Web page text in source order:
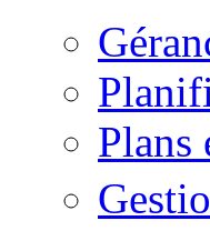
Plans